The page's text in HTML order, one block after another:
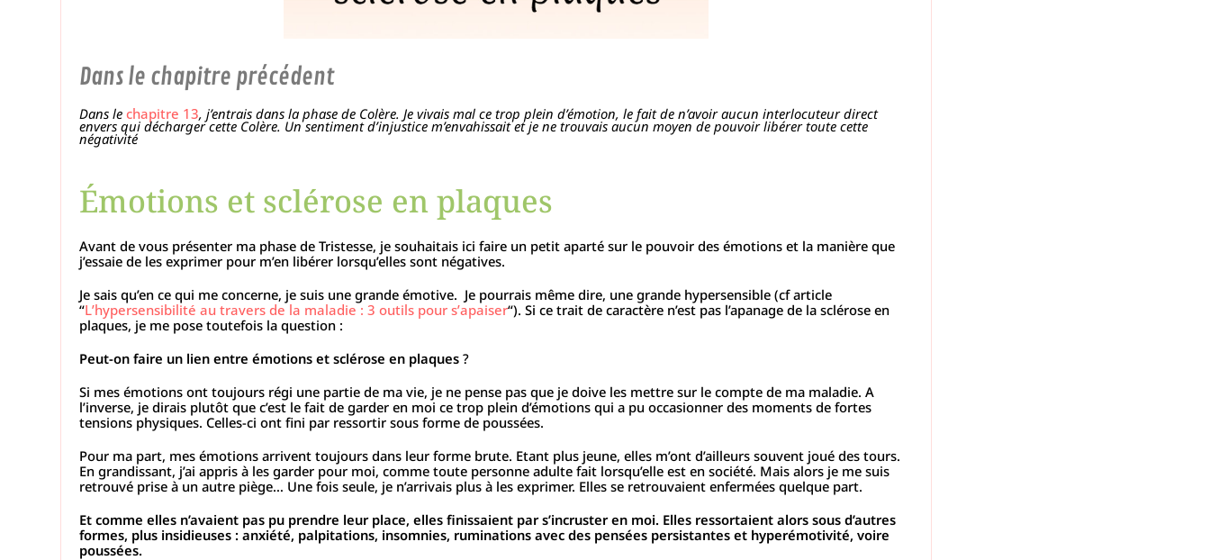
Dans le chapitre précédent
Dans lechapitre 13, j’entrais dans la phase de Colère. Je vivais mal ce trop plein d’émotion, le fait de n’avoir aucun interlocuteur direct
envers qui décharger cette Colère. Un sentiment d’injustice m’envahissait et je ne trouvais aucun moyen de pouvoir libérer toute cette
négativité
Émotions et sclérose en plaques
Avant de vous présenter ma phase de Tristesse, je souhaitais ici faire un petit aparté sur le pouvoir des émotions et la manière que
j’essaie de les exprimer pour m’en libérer lorsqu’elles sont négatives.
Je sais qu’en ce qui me concerne, je suis une grande émotive. Je pourrais même dire, une grande hypersensible (cf article
“L’hypersensibilité au travers de la maladie : 3 outils pour s’apaiser“). Si ce trait de caractère n’est pas l’apanage de la sclérose en
plaques, je me pose toutefois la question :
Peut-on faire un lien entre émotions et sclérose en plaques ?
Si mes émotions ont toujours régi une partie de ma vie, je ne pense pas que je doive les mettre sur le compte de ma maladie. A
l’inverse, je dirais plutôt que c’est le fait de garder en moi ce trop plein d’émotions qui a pu occasionner des moments de fortes
tensions physiques. Celles-ci ont fini par ressortir sous forme de poussées.
Pour ma part, mes émotions arrivent toujours dans leur forme brute. Etant plus jeune, elles m’ont d’ailleurs souvent joué des tours.
En grandissant, j’ai appris à les garder pour moi, comme toute personne adulte fait lorsqu’elle est en société. Mais alors je me suis
retrouvé prise à un autre piège… Une fois seule, je n’arrivais plus à les exprimer. Elles se retrouvaient enfermées quelque part.
Et comme elles n’avaient pas pu prendre leur place, elles finissaient par s’incruster en moi. Elles ressortaient alors sous d’autres
formes, plus insidieuses : anxiété, palpitations, insomnies, ruminations avec des pensées persistantes et hyperémotivité, voire
poussées.